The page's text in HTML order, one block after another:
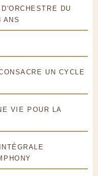
DU
ANS
UN CYCLE
VIE POUR LA